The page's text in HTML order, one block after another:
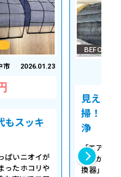
市 2026.01.23
もスッキ
ぱいニオイが
ったホコリや
BEFORE
見えな
掃！空
浄
「エアコ
た気がす
換器」の